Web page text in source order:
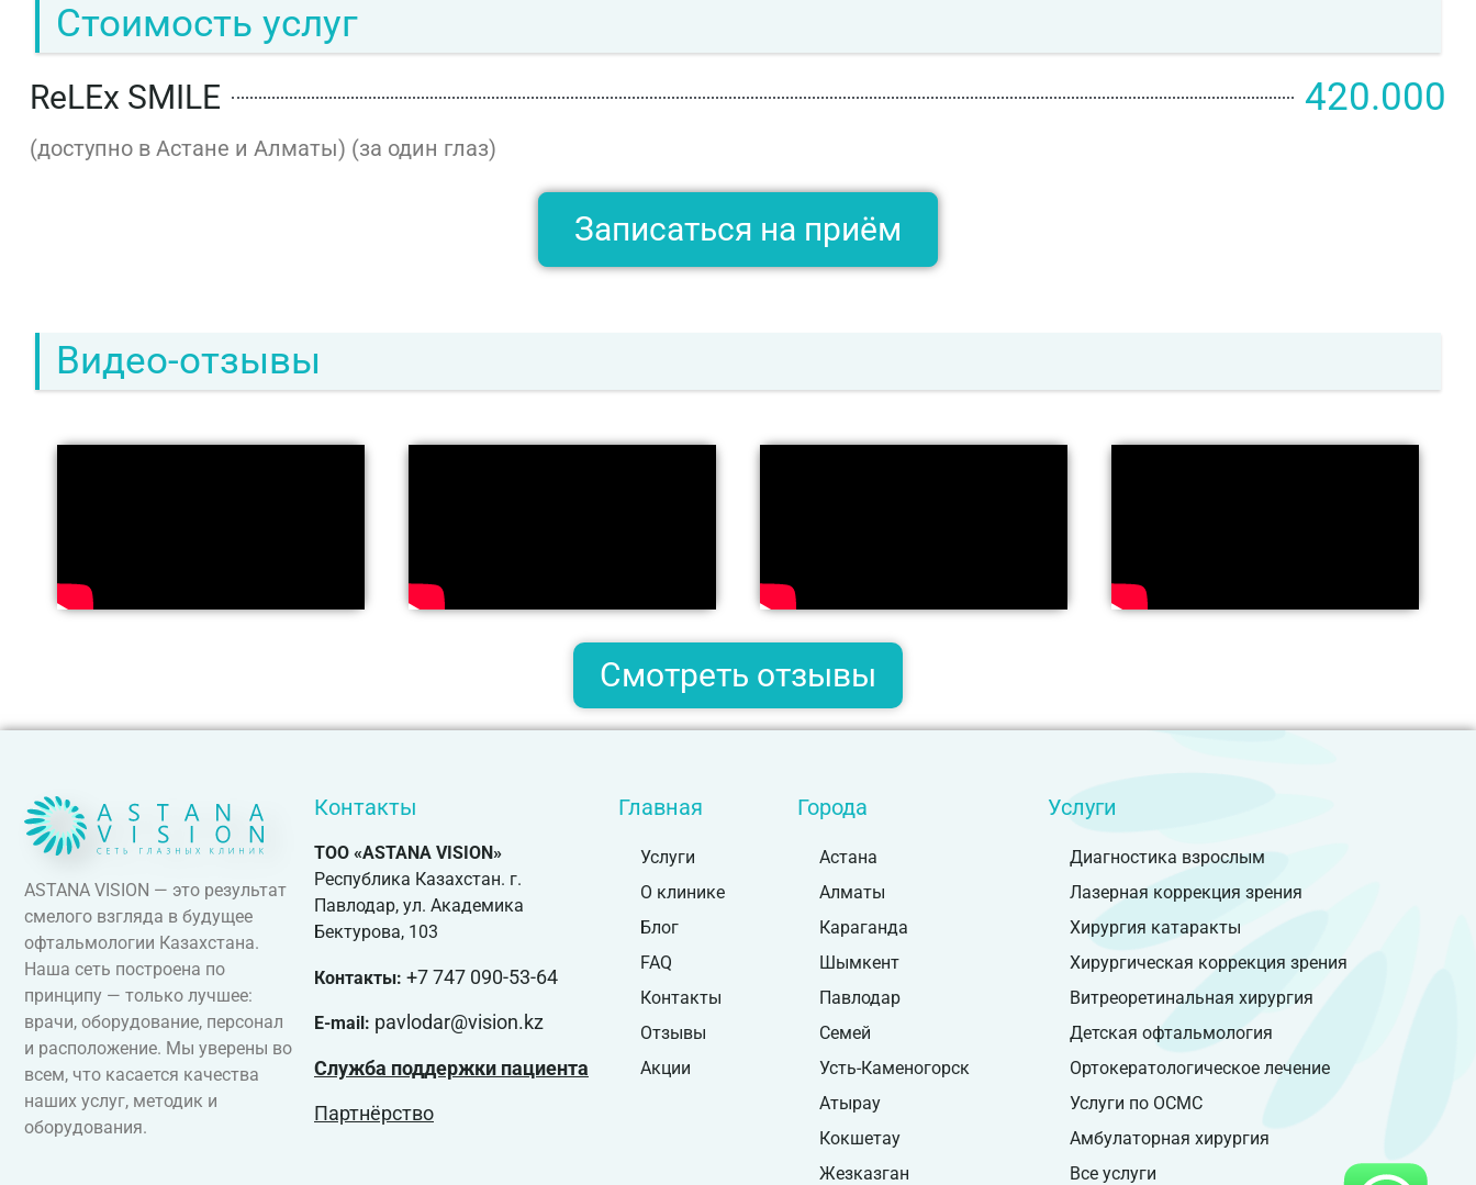
Стоимость услуг
ReLEx SMILE 420.000
(доступно в Астане и Алматы) (за один глаз)
Записаться на приём
Видео-отзывы
Смотреть отзывы
ASTANA VISION — это результат
смелого взгляда в будущее
офтальмологии Казахстана.
Наша сеть построена по
принципу — только лучшее:
врачи, оборудование, персонал
и расположение. Мы уверены во
всем, что касается качества
наших услуг, методик и
оборудования.
Контакты
ТОО «ASTANA VISION»
Республика Казахстан. г.
Павлодар, ул. Академика
Бектурова, 103
Контакты: +7 747 090-53-64
E-mail: pavlodar@vision.kz
Служба поддержки пациента
Партнёрство
Главная
Услуги
О клинике
Блог
FAQ
Контакты
Отзывы
Акции
Города
Астана
Алматы
Караганда
Шымкент
Павлодар
Семей
Усть-Каменогорск
Атырау
Кокшетау
Жезказган
Услуги
Диагностика взрослым
Лазерная коррекция зрения
Хирургия катаракты
Хирургическая коррекция зрения
Витреоретинальная хирургия
Детская офтальмология
Ортокератологическое лечение
Услуги по ОСМС
Амбулаторная хирургия
Все услуги